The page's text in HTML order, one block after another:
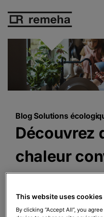
Blog Solutions
Découvrez
chaleur
situation.
This website uses cookies
By clicking “Accept All”, you